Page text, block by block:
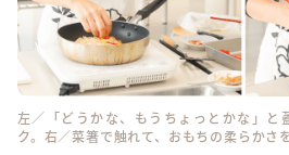
左／「どうかな、もうちょっとかな」と
ク。右／菜箸で触れて、おもちの柔らかさ